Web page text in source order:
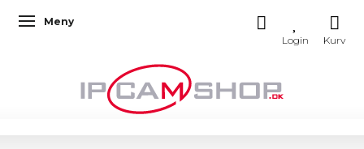
Veksle navigasjon
Meny